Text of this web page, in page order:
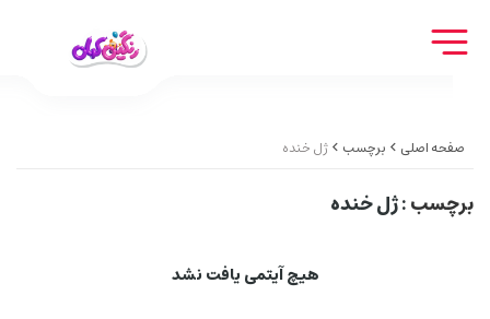
صفحه اصلی برچسب ژل خنده
برچسب: ژل خنده
هیچ آیتمی یافت نشد